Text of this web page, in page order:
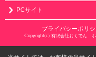
PCサイト
プライバシーポリ
Copyright(c) 有限会社おくでん ホ